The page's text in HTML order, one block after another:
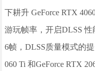
下耕升 GeForce RTX
游玩帧率，开启DLSS
6帧，DLSS质量模式的
060 Ti 和GeForce RTX